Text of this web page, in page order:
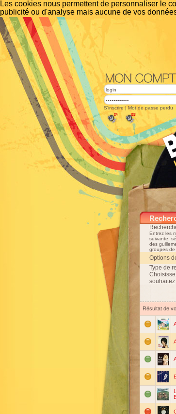
Les cookies nous permettent de personnaliser le
publicité ou d'analyse mais aucune de vos
S'inscrire | Mot de passe perdu
Entrez les
suivante,
des
groupes de
Options
Type de
souhaitez
Résultat de